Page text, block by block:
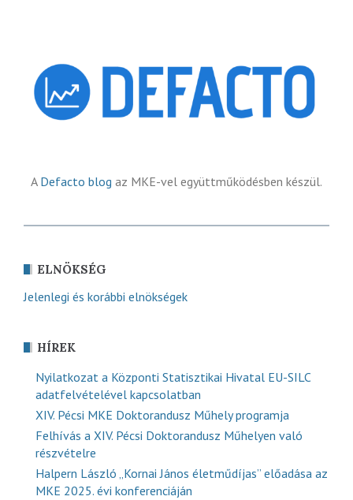
A Defacto blog az MKE-vel együttműködésben készül.
ELNÖKSÉG
Jelenlegi és korábbi elnökségek
HÍREK
Nyilatkozat a Központi Statisztikai Hivatal EU-SILC
adatfelvételével kapcsolatban
XIV. Pécsi MKE Doktorandusz Műhely programja
Felhívás a XIV. Pécsi Doktorandusz Műhelyen való
részvételre
Halpern László „Kornai János életműdíjas” előadása az
MKE 2025. évi konferenciáján